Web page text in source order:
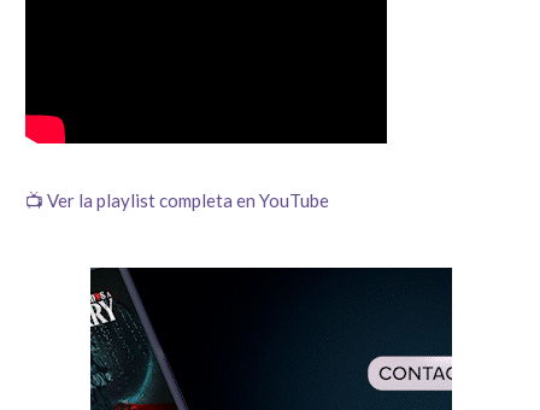
📺 Ver la playlist completa en YouTube